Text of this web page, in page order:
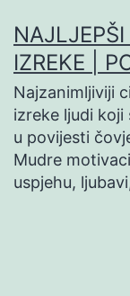
na
sadržaj
NAJLJEPŠI
IZREKE |
Najzanimljiviji
izreke ljudi
u povijesti
Mudre
uspjehu,